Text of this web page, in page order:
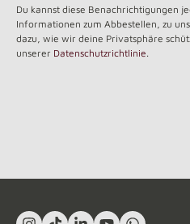
Du kannst diese Benachrichtigungen
Informationen zum Abbestellen, zu
dazu, wie wir deine Privatsphäre
unserer Datenschutzrichtlinie.